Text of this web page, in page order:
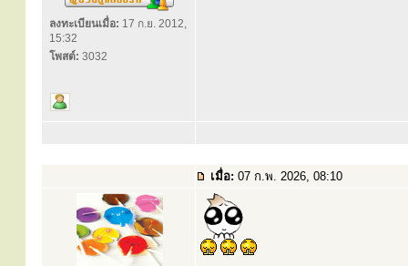
ลงทะเบียนเมื่อ: 17 ก.ย. 2012,
15:32
โพสต์: 3032
เมื่อ: 07 ก.พ. 2026, 08:10